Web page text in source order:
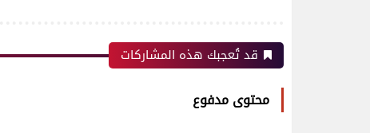
قد تُعجبك هذه المشاركات
محتوى مدفوع
اتحاد العاصمة الجزائرى بطلاً
لكأس الكونفدرالية الإفريقية